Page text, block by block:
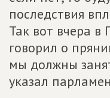
последствия
Так вот вчера
говорил о
мы должны
указал